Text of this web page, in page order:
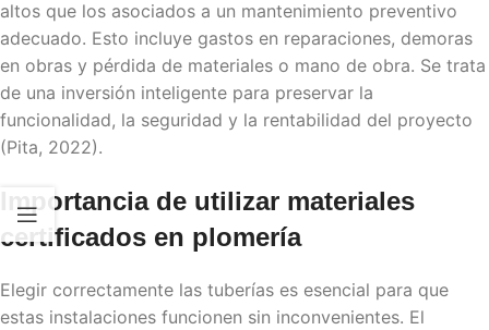
altos que los asociados a un mantenimiento preventivo
adecuado. Esto incluye gastos en reparaciones, demoras
en obras y pérdida de materiales o mano de obra. Se trata
de una inversión inteligente para preservar la
funcionalidad, la seguridad y la rentabilidad del proyecto
(Pita, 2022).
Importancia de utilizar materiales
certificados en plomería
Elegir correctamente las tuberías es esencial para que
estas instalaciones funcionen sin inconvenientes. El